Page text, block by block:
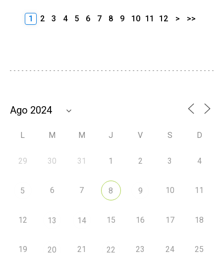
1 2 3 4 5 6 7 8 9 10 11 12 > >>
L M M J V S D
29 30 31 1 2 3 4
5 6 7 8 9 10 11
12 13 14 15 16 17 18
19 20 21 22 23 24 25